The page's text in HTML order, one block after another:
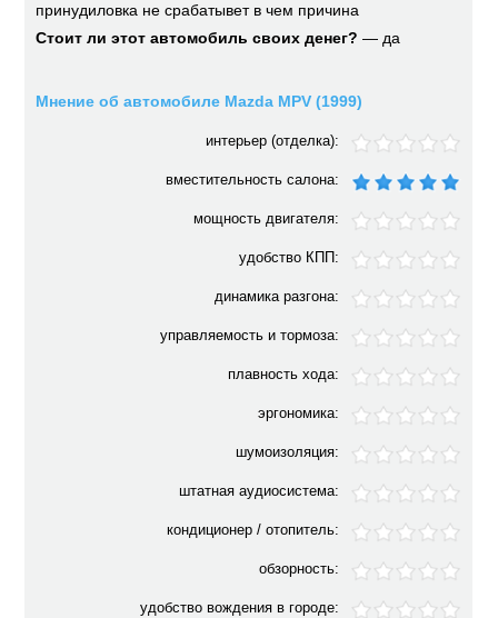
принудиловка не срабатывет в чем причина
Стоит ли этот автомобиль своих денег? — да
Мнение об автомобиле Mazda MPV (1999)
интерьер (отделка):
вместительность салона:
мощность двигателя:
удобство КПП:
динамика разгона:
управляемость и тормоза:
плавность хода:
эргономика:
шумоизоляция:
штатная аудиосистема:
кондиционер / отопитель:
обзорность:
удобство вождения в городе: